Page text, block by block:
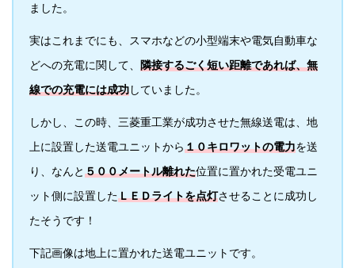
ました。
実はこれまでにも、スマホなどの小型端末や電気自動車な
どへの充電に関して、 隣接するごく短い距離であれば、無
線での充電には成功していました。
しかし、この時、三菱重工業が成功させた無線送電は、地
上に設置した送電ユニットから１０キロワットの電力を送
り、なんと５００メートル離れた位置に置かれた受電ユニ
ット側に設置したＬＥＤライトを点灯させることに成功し
たそうです！
下記画像は地上に置かれた送電ユニットです。